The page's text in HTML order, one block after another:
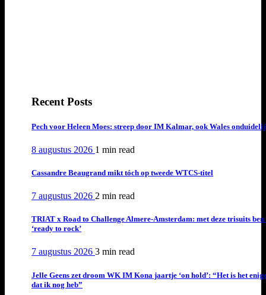
Recent Posts
Pech voor Heleen Moes: streep door IM Kalmar, ook Wales
8 augustus 2026 1 min read
Cassandre Beaugrand mikt tóch op tweede WTCS-titel
7 augustus 2026 2 min read
TRIAT x Road to Challenge Almere-Amsterdam: met deze trisuits ben
‘ready to rock’
7 augustus 2026 3 min read
Jelle Geens zet droom WK IM Kona jaartje ‘on hold’: “Het is het
dat ik nog heb”